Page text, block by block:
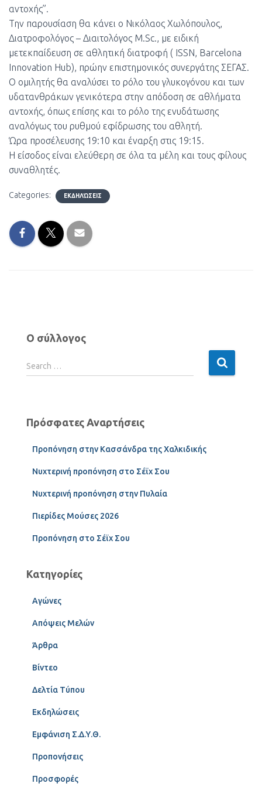
αντοχής”.
Την παρουσίαση θα κάνει ο Νικόλαος Χωλόπουλος,
Διατροφολόγος – Διαιτολόγος M.Sc., με ειδική
μετεκπαίδευση σε αθλητική διατροφή ( ISSN, Barcelona
Innovation Hub), πρώην επιστημονικός συνεργάτης ΣΕΓΑΣ.
Ο ομιλητής θα αναλύσει το ρόλο του γλυκογόνου και των
υδατανθράκων γενικότερα στην απόδοση σε αθλήματα
αντοχής, όπως επίσης και το ρόλο της ενυδάτωσης
αναλόγως του ρυθμού εφίδρωσης του αθλητή.
Ώρα προσέλευσης 19:10 και έναρξη στις 19:15.
Η είσοδος είναι ελεύθερη σε όλα τα μέλη και τους φίλους
συναθλητές.
Categories: ΕΚΔΗΛΏΣΕΙΣ
Ο σύλλογος
Search …
Πρόσφατες Αναρτήσεις
Προπόνηση στην Κασσάνδρα της Χαλκιδικής
Νυχτερινή προπόνηση στο Σέϊχ Σου
Νυχτερινή προπόνηση στην Πυλαία
Πιερίδες Μούσες 2026
Προπόνηση στο Σέϊχ Σου
Κατηγορίες
Αγώνες
Απόψεις Μελών
Άρθρα
Βίντεο
Δελτία Τύπου
Εκδηλώσεις
Εμφάνιση Σ.Δ.Υ.Θ.
Προπονήσεις
Προσφορές